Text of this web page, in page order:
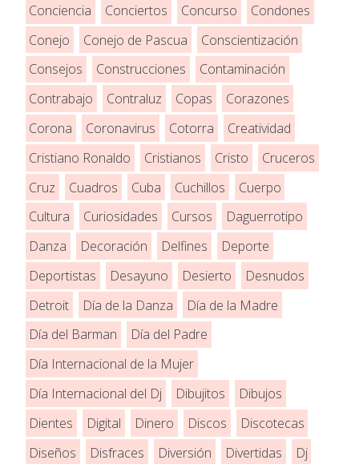
Conciencia
Conciertos Concurso
Condones
Conejo
Conejo de Pascua
Conscientización
Consejos
Construcciones
Contaminación
Contrabajo
Contraluz Copas
Corazones
Corona
Coronavirus Cotorra
Creatividad
Cristiano Ronaldo
Cristianos Cristo
Cruceros
Cruz
Cuadros Cuba Cuchillos
Cuerpo
Cultura
Curiosidades Cursos
Daguerrotipo
Danza
Decoración Delfines
Deporte
Deportistas
Desayuno Desierto
Desnudos
Detroit
Día de la Danza
Día de la Madre
Día del Barman
Día del Padre
Día Internacional de la Mujer
Día Internacional del Dj
Dibujitos
Dibujos
Dientes
Digital Dinero Discos
Discotecas
Diseños
Disfraces Diversión Divertidas
Dj